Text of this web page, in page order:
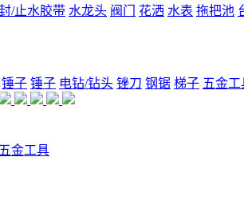
/止水胶带 水龙头 阀门 花洒 水表 拖把池
锤子 锤子 电钻/钻头 锉刀 钢锯 梯子 五金
五金工具